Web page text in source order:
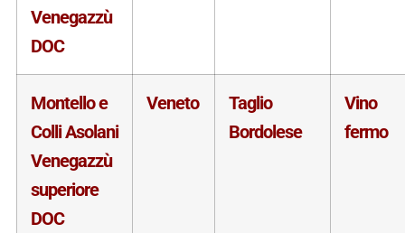
Venegazzù
DOC
Montello e
Colli Asolani
Venegazzù
superiore
DOC
Veneto
Taglio
Bordolese
Vino
fermo